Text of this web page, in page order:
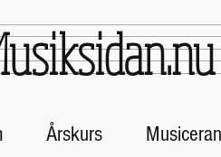
Årskurs